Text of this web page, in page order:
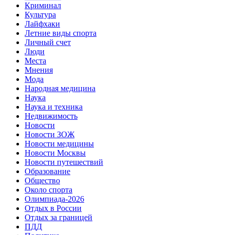
Криминал
Культура
Лайфхаки
Летние виды спорта
Личный счет
Люди
Места
Мнения
Мода
Народная медицина
Наука
Наука и техника
Недвижимость
Новости
Новости ЗОЖ
Новости медицины
Новости Москвы
Новости путешествий
Образование
Общество
Около спорта
Олимпиада-2026
Отдых в России
Отдых за границей
ПДД